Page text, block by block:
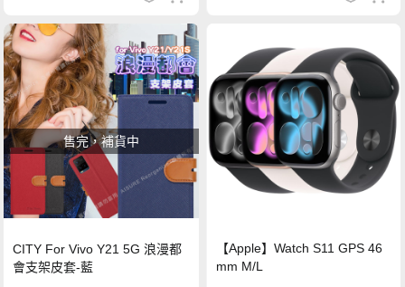
售完，補貨中
CITY For Vivo Y21 5G 浪漫都
會支架皮套-藍
【Apple】Watch S11 GPS 46
mm M/L